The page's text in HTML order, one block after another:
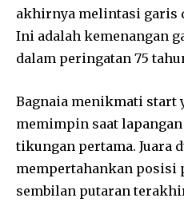
akhirnya melintasi garis
Ini adalah kemenangan
dalam peringatan 75
Bagnaia menikmati start
memimpin saat
tikungan pertama. Juara
mempertahankan posisi
sembilan putaran